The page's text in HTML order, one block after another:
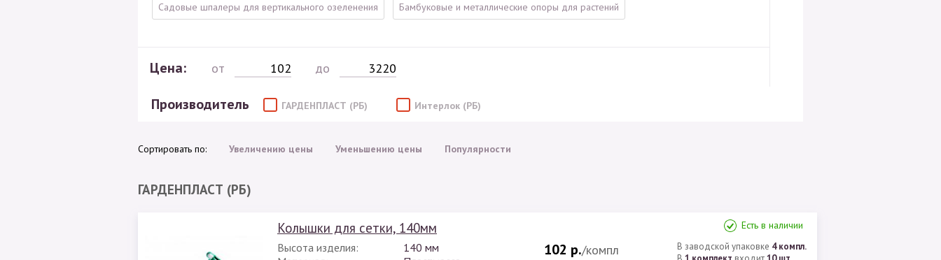
Садовые шпалеры для вертикального озеленения Бамбуковые и металлические опоры для растений
Цена: от до
Производитель ГАРДЕНПЛАСТ (РБ) Интерлок (РБ)
Сортировать по: Увеличению цены Уменьшению цены Популярности
ГАРДЕНПЛАСТ (РБ)
Колышки для сетки, 140мм Есть в наличии
Высота изделия:
140 мм
102 р./компл В заводской упаковке 4 компл.